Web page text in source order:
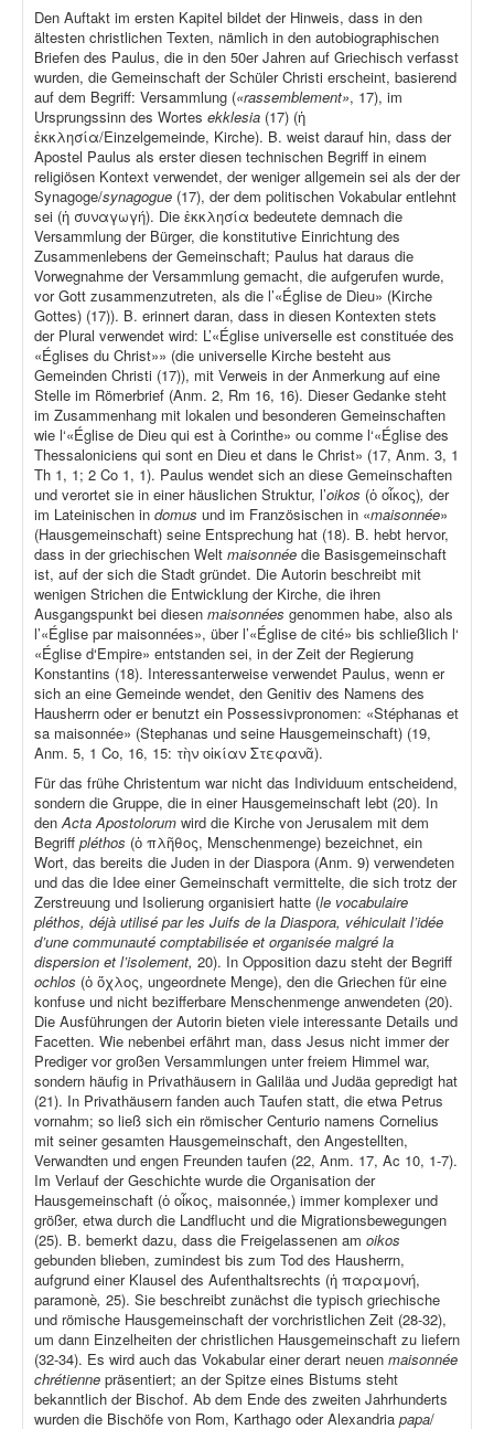
Den Auftakt im ersten Kapitel bildet der Hinweis, dass in den
ältesten christlichen Texten, nämlich in den autobiographischen
Briefen des Paulus, die in den 50er Jahren auf Griechisch verfasst
wurden, die Gemeinschaft der Schüler Christi erscheint, basierend
auf dem Begriff: Versammlung («rassemblement», 17), im
Ursprungssinn des Wortes ekklesia (17) (ἡ
ἐκκλησία/Einzelgemeinde, Kirche). B. weist darauf hin, dass der
Apostel Paulus als erster diesen technischen Begriff in einem
religiösen Kontext verwendet, der weniger allgemein sei als der der
Synagoge/synagogue (17), der dem politischen Vokabular entlehnt
sei (ἡ συναγωγή). Die ἐκκλησία bedeutete demnach die
Versammlung der Bürger, die konstitutive Einrichtung des
Zusammenlebens der Gemeinschaft; Paulus hat daraus die
Vorwegnahme der Versammlung gemacht, die aufgerufen wurde,
vor Gott zusammenzutreten, als die l’«Église de Dieu» (Kirche
Gottes) (17)). B. erinnert daran, dass in diesen Kontexten stets
der Plural verwendet wird: L’«Église universelle est constituée des
«Églises du Christ»» (die universelle Kirche besteht aus
Gemeinden Christi (17)), mit Verweis in der Anmerkung auf eine
Stelle im Römerbrief (Anm. 2, Rm 16, 16). Dieser Gedanke steht
im Zusammenhang mit lokalen und besonderen Gemeinschaften
wie l‘«Église de Dieu qui est à Corinthe» ou comme l‘«Église des
Thessaloniciens qui sont en Dieu et dans le Christ» (17, Anm. 3, 1
Th 1, 1; 2 Co 1, 1). Paulus wendet sich an diese Gemeinschaften
und verortet sie in einer häuslichen Struktur, l’oikos (ὁ οἶκος), der
im Lateinischen in domus und im Französischen in «maisonnée»
(Hausgemeinschaft) seine Entsprechung hat (18). B. hebt hervor,
dass in der griechischen Welt maisonnée die Basisgemeinschaft
ist, auf der sich die Stadt gründet. Die Autorin beschreibt mit
wenigen Strichen die Entwicklung der Kirche, die ihren
Ausgangspunkt bei diesen maisonnées genommen habe, also als
l’«Église par maisonnées», über l’«Église de cité» bis schließlich l‘
«Église d‘Empire» entstanden sei, in der Zeit der Regierung
Konstantins (18). Interessanterweise verwendet Paulus, wenn er
sich an eine Gemeinde wendet, den Genitiv des Namens des
Hausherrn oder er benutzt ein Possessivpronomen: «Stéphanas et
sa maisonnée» (Stephanas und seine Hausgemeinschaft) (19,
Anm. 5, 1 Co, 16, 15: τὴν οἰκίαν Στεφανᾶ).
Für das frühe Christentum war nicht das Individuum entscheidend,
sondern die Gruppe, die in einer Hausgemeinschaft lebt (20). In
denActa Apostolorum wird die Kirche von Jerusalem mit dem
Begriff pléthos (ὁ πλῆθος, Menschenmenge) bezeichnet, ein
Wort, das bereits die Juden in der Diaspora (Anm. 9) verwendeten
und das die Idee einer Gemeinschaft vermittelte, die sich trotz der
Zerstreuung und Isolierung organisiert hatte (le vocabulaire
pléthos, déjà utilisé par les Juifs de la Diaspora, véhiculait l’idée
d’une communauté comptabilisée et organisée malgré la
dispersion et l’isolement, 20). In Opposition dazu steht der Begriff
ochlos (ὁ ὄχλος, ungeordnete Menge), den die Griechen für eine
konfuse und nicht bezifferbare Menschenmenge anwendeten (20).
Die Ausführungen der Autorin bieten viele interessante Details und
Facetten. Wie nebenbei erfährt man, dass Jesus nicht immer der
Prediger vor großen Versammlungen unter freiem Himmel war,
sondern häufig in Privathäusern in Galiläa und Judäa gepredigt hat
(21). In Privathäusern fanden auch Taufen statt, die etwa Petrus
vornahm; so ließ sich ein römischer Centurio namens Cornelius
mit seiner gesamten Hausgemeinschaft, den Angestellten,
Verwandten und engen Freunden taufen (22, Anm. 17, Ac 10, 1-7).
Im Verlauf der Geschichte wurde die Organisation der
Hausgemeinschaft (ὁ οἶκος, maisonnée,) immer komplexer und
größer, etwa durch die Landflucht und die Migrationsbewegungen
(25). B. bemerkt dazu, dass die Freigelassenen am oikos
gebunden blieben, zumindest bis zum Tod des Hausherrn,
aufgrund einer Klausel des Aufenthaltsrechts (ἡ παραμονή,
paramonè, 25). Sie beschreibt zunächst die typisch griechische
und römische Hausgemeinschaft der vorchristlichen Zeit (28-32),
um dann Einzelheiten der christlichen Hausgemeinschaft zu liefern
(32-34). Es wird auch das Vokabular einer derart neuen maisonnée
chrétienne präsentiert; an der Spitze eines Bistums steht
bekanntlich der Bischof. Ab dem Ende des zweiten Jahrhunderts
wurden die Bischöfe von Rom, Karthago oder Alexandria papa/